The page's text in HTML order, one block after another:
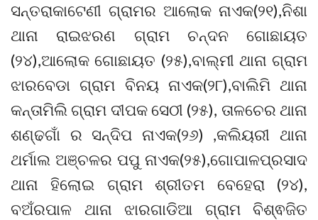
ସନ୍ତରାକାଟେଣୀ ଗ୍ରାମର ଆଲୋକ ନାଏକ(୨୧),ନିଶା
ଥାନା ରାଇଝରଣ ଗ୍ରାମ ଚନ୍ଦନ ଗୋଛାୟତ
(୨୪),ଆଲୋକ ଗୋଛାୟତ (୨୫),ବାଲ୍ମୀ ଥାନା ଗ୍ରାମ
ଝାରବେଡା ଗ୍ରାମ ବିନୟ ନାଏକ(୨୮),ବାଲିମି ଥାନା
କନ୍ତାମିଲି ଗ୍ରାମ ଦୀପକ ସେଠୀ (୨୫), ତାଳଚେର ଥାନା
ଶଣ୍ଢଗାଁ ର ସନ୍ଦିପ ନାଏକ(୨୬) ,କଲିୟରୀ ଥାନା
ଥର୍ମାଲ ଅଞ୍ଚଳର ପପୁ ନାଏକ(୨୫),ଗୋପାଳପ୍ରସାଦ
ଥାନା ହିଲୋଇ ଗ୍ରାମ ଶ୍ରୀତମ ବେହେରା (୨୪),
ବଅଁରପାଳ ଥାନା ଝାରଗାଡିଆ ଗ୍ରାମ ବିଶ୍ଵଜିତ